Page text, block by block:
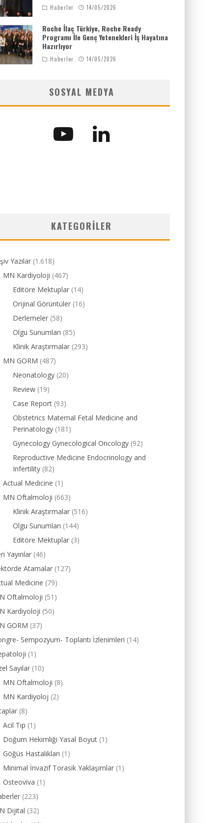
Haberler 14/05/2026
Roche İlaç Türkiye, Roche Ready
Programı İle Genç Yetenekleri İş Hayatına
Hazırlıyor
Haberler 14/05/2026
SOSYAL MEDYA
KATEGORILER
Yazılar (1.618)
MN Kardiyoloji (467)
Editöre Mektuplar (14)
Orijinal Görüntüler (16)
Derlemeler (58)
Olgu Sunumları (85)
Klinik Araştırmalar (293)
MN GORM (487)
Neonatology (20)
Review (19)
Case Report (93)
Obstetrics Maternal Fetal Medicine and
Perinatology (181)
Gynecology Gynecological Oncology (92)
Reproductive Medicine Endocrinology and
Infertility (82)
Actual Medicine (1)
MN Oftalmoloji (663)
Klinik Araştırmalar (516)
Olgu Sunumları (144)
Editöre Mektuplar (3)
Yayınlar (46)
Atamalar (127)
Medicine (79)
Oftalmoloji (51)
Kardiyoloji (50)
GORM (37)
Sempozyum- Toplantı İzlenimleri (14)
(1)
Sayılar (10)
MN Oftalmoloji (8)
MN Kardiyoloj (2)
(8)
Acil Tıp (1)
Doğum Hekimliği Yasal Boyut (1)
Göğüs Hastalıkları (1)
Minimal İnvazif Torasik Yaklaşımlar (1)
Osteoviva (1)
(223)
Dijital (32)